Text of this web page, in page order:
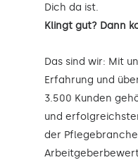
Dich da ist.
Klingt gut? Dann
Das sind wir: Mit
Erfahrung und
3.500 Kunden
und
der